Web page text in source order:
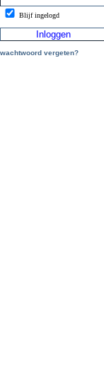
Blijf ingelogd
wachtwoord vergeten?